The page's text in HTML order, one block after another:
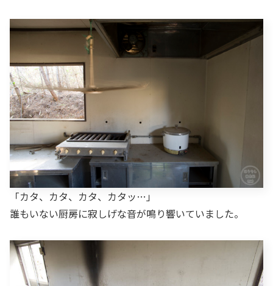
「カタ、カタ、カタ、カタッ…」
誰もいない厨房に寂しげな音が鳴り響いていました。